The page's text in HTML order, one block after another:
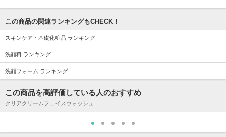
この商品の関連ランキングもCHECK！
スキンケア・基礎化粧品 ランキング
洗顔料 ランキング
洗顔フォーム ランキング
この商品を高評価している人のおすすめ
クリアクリームフェイスウォッシュ